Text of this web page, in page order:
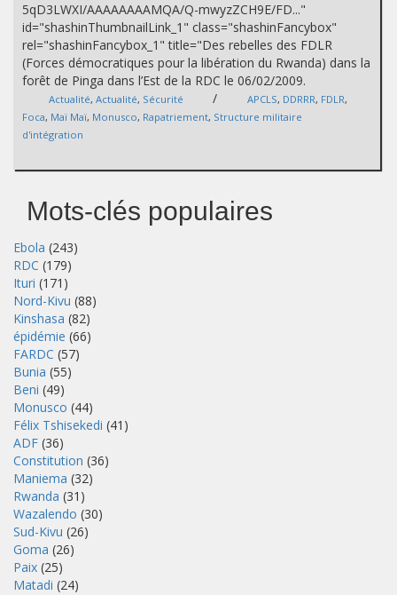
5qD3LWXI/AAAAAAAAMQA/Q-mwyzZCH9E/FD..."
id="shashinThumbnailLink_1" class="shashinFancybox"
rel="shashinFancybox_1" title="Des rebelles des FDLR
(Forces démocratiques pour la libération du Rwanda) dans la
forêt de Pinga dans l’Est de la RDC le 06/02/2009.
Actualité, Actualité, Sécurité / APCLS, DDRRR, FDLR,
Foca, Maï Maï, Monusco, Rapatriement, Structure militaire
d'intégration
Mots-clés populaires
Ebola (243)
RDC (179)
Ituri (171)
Nord-Kivu (88)
Kinshasa (82)
épidémie (66)
FARDC (57)
Bunia (55)
Beni (49)
Monusco (44)
Félix Tshisekedi (41)
ADF (36)
Constitution (36)
Maniema (32)
Rwanda (31)
Wazalendo (30)
Sud-Kivu (26)
Goma (26)
Paix (25)
Matadi (24)